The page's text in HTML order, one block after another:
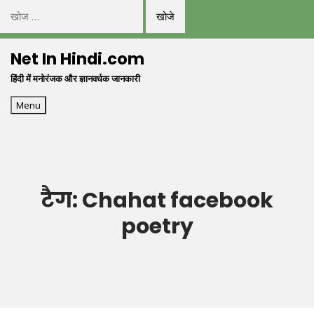
निम्न
को
खोजें:Net In Hindi.com
हिंदी में मनोरंजक और ज्ञानवर्धक जानकारी
Menu
टैग:Chahat facebook
poetry